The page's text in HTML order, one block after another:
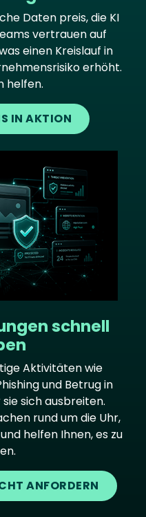
Daten preis, die KI
vertrauen auf
einen Kreislauf in
erhöht.
helfen.
IN AKTION
schnell
Aktivitäten wie
und Betrug in
sich ausbreiten.
rund um die Uhr,
helfen Ihnen, es zu
ANFORDERN